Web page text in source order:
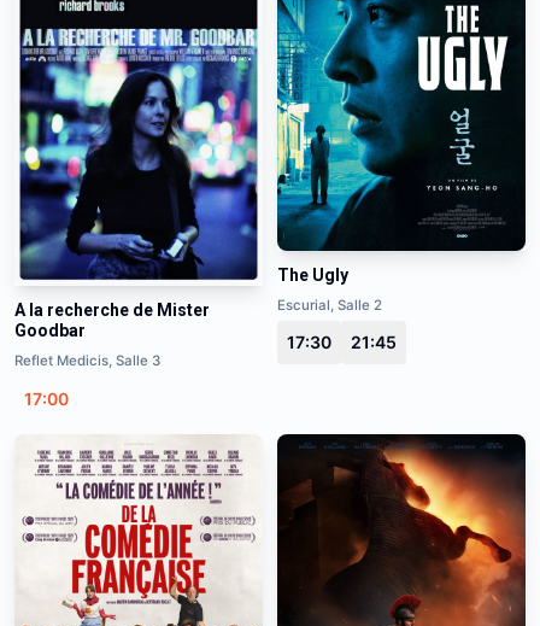
A la recherche de Mister
Goodbar
Reflet Medicis, Salle 3
17:00
The Ugly
Escurial, Salle 2
17:30 21:45